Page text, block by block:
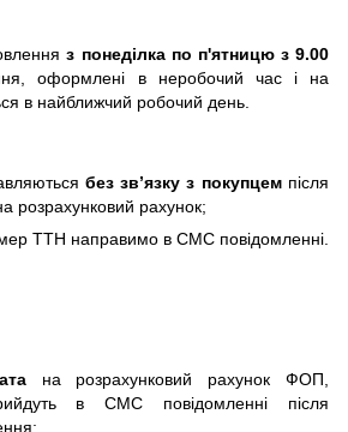
з понеділка по п'ятницю з 9.00
оформлені в неробочий час і на
в найближчий робочий день.
без зв’язку з покупцемпісля
розрахунковий рахунок;
ТТН направимо в СМС повідомленні.
на розрахунковий рахунок ФОП,
в СМС повідомленні після